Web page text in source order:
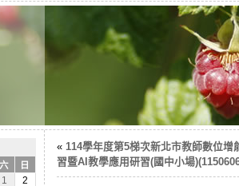
六
日
1
2
« 114學年度第5梯次新北市教師數位增
習暨AI教學應用研習(國中小場